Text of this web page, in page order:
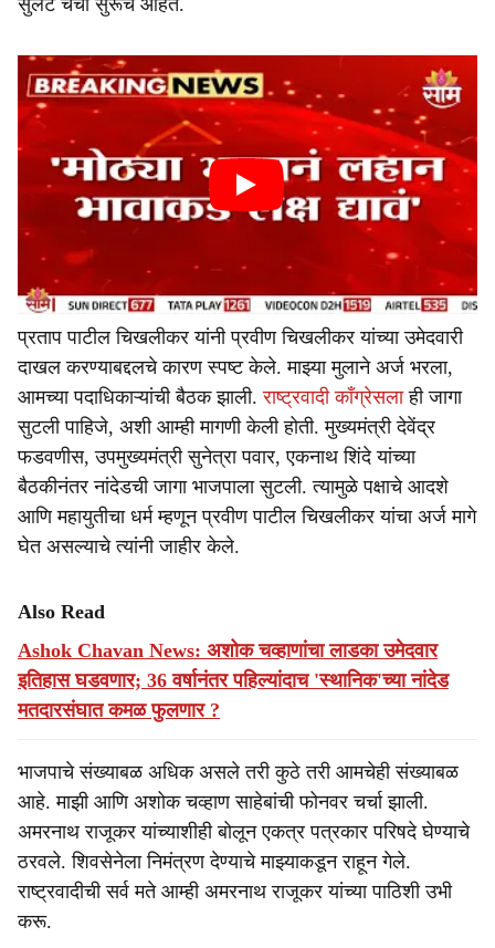
सुलट चर्चा सुरूच आहेत.
प्रताप पाटील चिखलीकर यांनी प्रवीण चिखलीकर यांच्या उमेदवारी
दाखल करण्याबद्दलचे कारण स्पष्ट केले. माझ्या मुलाने अर्ज भरला,
आमच्या पदाधिकाऱ्यांची बैठक झाली.राष्ट्रवादी काँग्रेसलाही जागा
सुटली पाहिजे, अशी आम्ही मागणी केली होती. मुख्यमंत्री देवेंद्र
फडवणीस, उपमुख्यमंत्री सुनेत्रा पवार, एकनाथ शिंदे यांच्या
बैठकीनंतर नांदेडची जागा भाजपाला सुटली. त्यामुळे पक्षाचे आदशे
आणि महायुतीचा धर्म म्हणून प्रवीण पाटील चिखलीकर यांचा अर्ज मागे
घेत असल्याचे त्यांनी जाहीर केले.
Also Read
Ashok Chavan News: अशोक चव्हाणांचा लाडका उमेदवार
इतिहास घडवणार; 36 वर्षानंतर पहिल्यांदाच 'स्थानिक'च्या नांदेड
मतदारसंघात कमळ फुलणार ?
भाजपाचे संख्याबळ अधिक असले तरी कुठे तरी आमचेही संख्याबळ
आहे. माझी आणि अशोक चव्हाण साहेबांची फोनवर चर्चा झाली.
अमरनाथ राजूकर यांच्याशीही बोलून एकत्र पत्रकार परिषदे घेण्याचे
ठरवले. शिवसेनेला निमंत्रण देण्याचे माझ्याकडून राहून गेले.
राष्ट्रवादीची सर्व मते आम्ही अमरनाथ राजूकर यांच्या पाठिशी उभी
करू.